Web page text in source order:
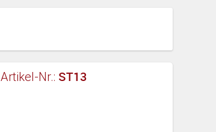
Artikel-Nr.: ST13